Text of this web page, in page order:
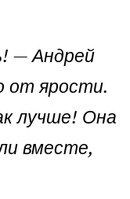
— Андрей
от ярости.
лучше! Она
вместе,